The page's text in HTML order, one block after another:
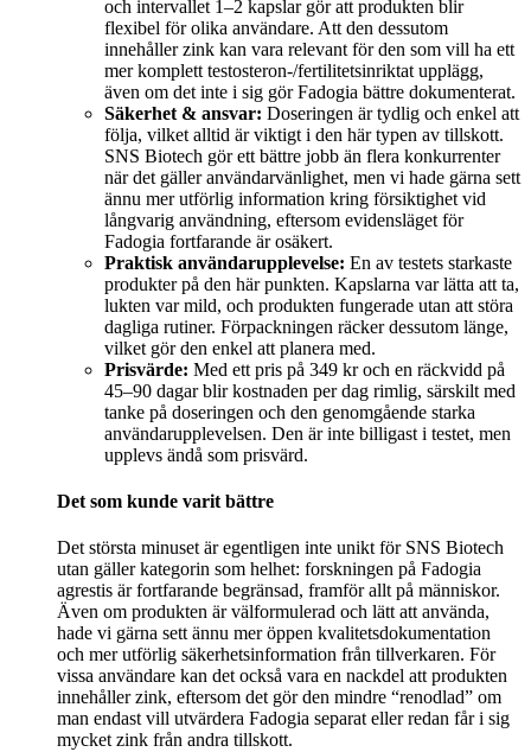
och intervallet 1–2 kapslar gör att produkten blir
flexibel för olika användare. Att den dessutom
innehåller zink kan vara relevant för den som vill ha ett
mer komplett testosteron-/fertilitetsinriktat upplägg,
även om det inte i sig gör Fadogia bättre dokumenterat.
Säkerhet & ansvar: Doseringen är tydlig och enkel att
följa, vilket alltid är viktigt i den här typen av tillskott.
SNS Biotech gör ett bättre jobb än flera konkurrenter
när det gäller användarvänlighet, men vi hade gärna sett
ännu mer utförlig information kring försiktighet vid
långvarig användning, eftersom evidensläget för
Fadogia fortfarande är osäkert.
Praktisk användarupplevelse: En av testets starkaste
produkter på den här punkten. Kapslarna var lätta att ta,
lukten var mild, och produkten fungerade utan att störa
dagliga rutiner. Förpackningen räcker dessutom länge,
vilket gör den enkel att planera med.
Prisvärde: Med ett pris på 349 kr och en räckvidd på
45–90 dagar blir kostnaden per dag rimlig, särskilt med
tanke på doseringen och den genomgående starka
användarupplevelsen. Den är inte billigast i testet, men
upplevs ändå som prisvärd.
Det som kunde varit bättre
Det största minuset är egentligen inte unikt för SNS Biotech
utan gäller kategorin som helhet: forskningen på Fadogia
agrestis är fortfarande begränsad, framför allt på människor.
Även om produkten är välformulerad och lätt att använda,
hade vi gärna sett ännu mer öppen kvalitetsdokumentation
och mer utförlig säkerhetsinformation från tillverkaren. För
vissa användare kan det också vara en nackdel att produkten
innehåller zink, eftersom det gör den mindre “renodlad” om
man endast vill utvärdera Fadogia separat eller redan får i sig
mycket zink från andra tillskott.